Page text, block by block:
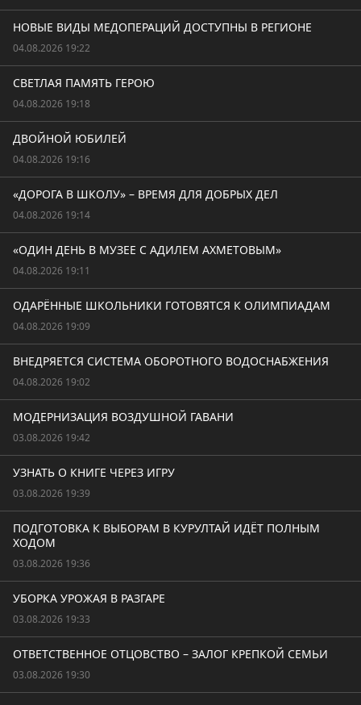
НОВЫЕ ВИДЫ МЕДОПЕРАЦИЙ ДОСТУПНЫ В РЕГИОНЕ
04.08.2026 19:22
СВЕТЛАЯ ПАМЯТЬ ГЕРОЮ
04.08.2026 19:18
ДВОЙНОЙ ЮБИЛЕЙ
04.08.2026 19:16
«ДОРОГА В ШКОЛУ» – ВРЕМЯ ДЛЯ ДОБРЫХ ДЕЛ
04.08.2026 19:14
«ОДИН ДЕНЬ В МУЗЕЕ С АДИЛЕМ АХМЕТОВЫМ»
04.08.2026 19:11
ОДАРЁННЫЕ ШКОЛЬНИКИ ГОТОВЯТСЯ К ОЛИМПИАДАМ
04.08.2026 19:09
ВНЕДРЯЕТСЯ СИСТЕМА ОБОРОТНОГО ВОДОСНАБЖЕНИЯ
04.08.2026 19:02
МОДЕРНИЗАЦИЯ ВОЗДУШНОЙ ГАВАНИ
03.08.2026 19:42
УЗНАТЬ О КНИГЕ ЧЕРЕЗ ИГРУ
03.08.2026 19:39
ПОДГОТОВКА К ВЫБОРАМ В КУРУЛТАЙ ИДЁТ ПОЛНЫМ
ХОДОМ
03.08.2026 19:36
УБОРКА УРОЖАЯ В РАЗГАРЕ
03.08.2026 19:33
ОТВЕТСТВЕННОЕ ОТЦОВСТВО – ЗАЛОГ КРЕПКОЙ СЕМЬИ
03.08.2026 19:30